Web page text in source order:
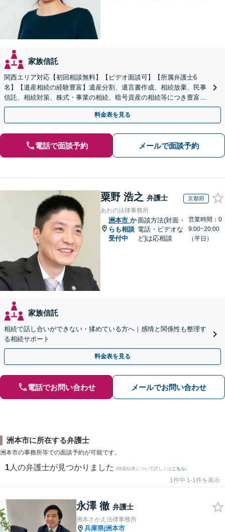
家族信託
関西エリア対応【初回相談無料】【ビデオ面談可】【所属弁護士6
名】【遺産相続の経験豊富】遺産分割、遺言書作成、相続放棄、民事
信託、相続対策、株式・事業の相続、暗号資産の相続等につき豊富な
対応実績。【バリアフリー】【完全個室対応】
料金表を見る
電話で面談予約 メールで面談予約
粟野 浩之 弁護士 京都府
あわの法律事務所
洲本市 か
らも相談
受付中
面談方法(対面・
電話・ビデオな
ど)は応相談
営業時間：0
9:00~20:00
（平日）
家族信託
相続で話し合いができない・揉めている方へ｜感情と関係性も整理す
る相続サポート
料金表を見る
電話でお問い合わせ メールでお問い合わせ
洲本市に所在する弁護士
洲本市の事務所等での面談予約が可能です。
1 人の弁護士が見つかりました (検索結果について詳しくは こちら)
1件中 1-1件を表示
永澤 徹 弁護士
洲本さかえ法律事務所
兵庫県|洲本市